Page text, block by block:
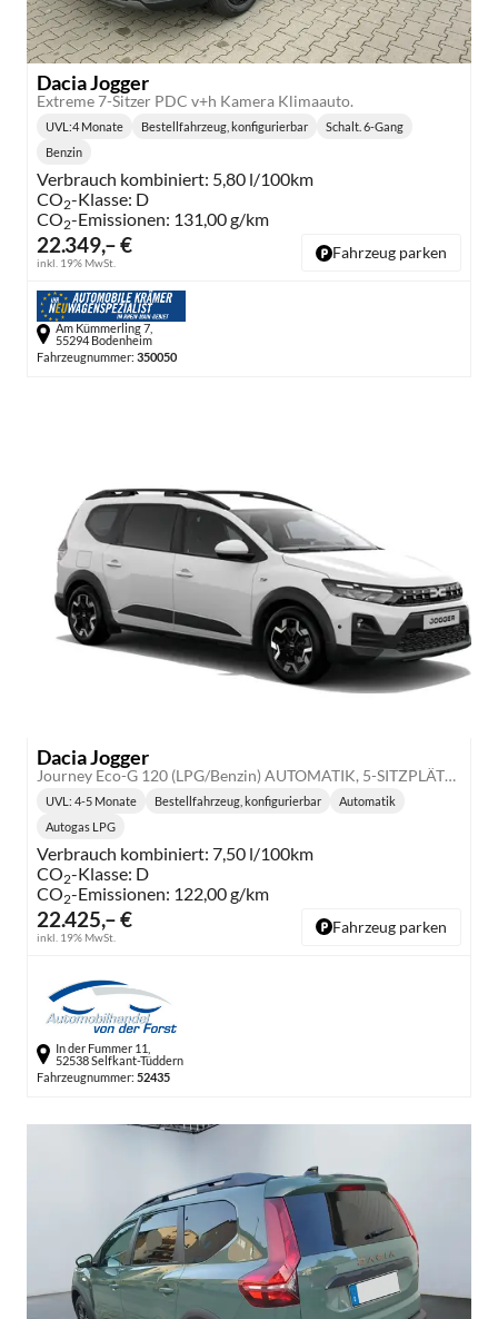
Dacia Jogger
Extreme 7-Sitzer PDC v+h Kamera Klimaauto.
22.349,– €
inkl. 19% MwSt.
UVL :4 Monate Bestellfahrzeug, konfigurierbar
Getriebe:
Schalt. 6-Gang
Benzin
Verbrauch kombiniert: 5,80 l/100km
CO2-Klasse: D
CO2-Emissionen: 131,00 g/km
Fahrzeug parken
Am Kümmerling 7,
55294 Bodenheim
Fahrzeugnummer: 350050
Dacia Jogger
Journey Eco-G 120 (LPG/Benzin) AUTOMATIK, 5-SITZPLÄTZE, 3J Garantie, 16" Alu, MEDIA NAV 10", WINTER-PAKET, Klimaautomatik, HandsFree, Toter-Winkel-Warner, Parksensoren v/h, Multiview-Kamera, Abgedunkelte Scheiben, Lederlenkrad, NSW, Armlehne, Tempomat
22.425,– €
inkl. 19% MwSt.
Lieferzeit:
UVL : 4-5 Monate Bestellfahrzeug, konfigurierbar
Getriebe:
Automatik
Kraftstoff:
Autogas LPG
Verbrauch kombiniert: 7,50 l/100km
CO2-Klasse: D
CO2-Emissionen: 122,00 g/km
Fahrzeug parken
In der Fummer 11,
52538 Selfkant-Tüddern
Fahrzeugnummer: 52435